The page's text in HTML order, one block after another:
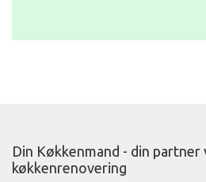
Din Køkkenmand - din partner
køkkenrenovering